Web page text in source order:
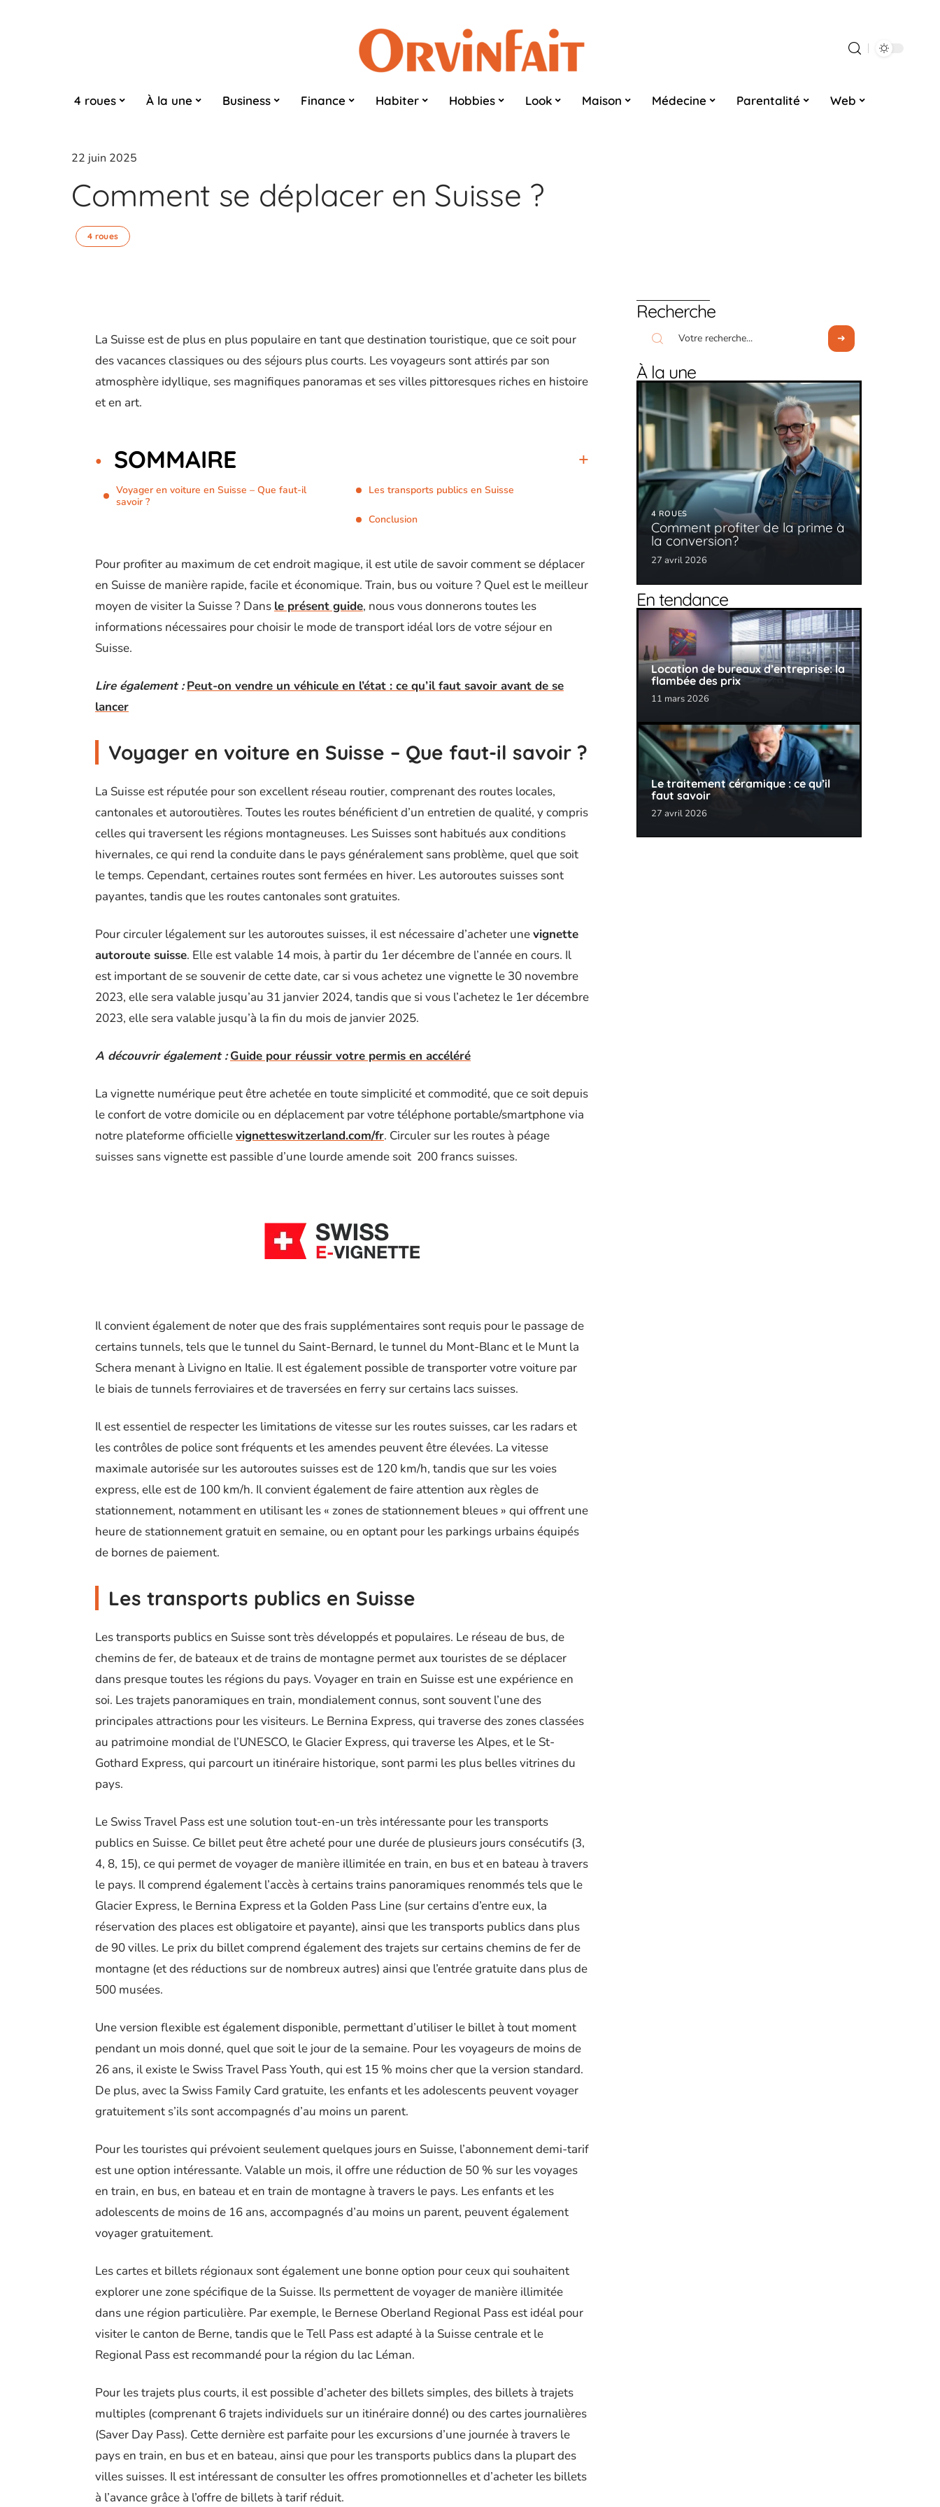
4 roues À la une Business Finance Habiter Hobbies Look Maison Médecine Parentalité Web
22 juin 2025
Comment se déplacer en Suisse ?
4 roues
La Suisse est de plus en plus populaire en tant que destination touristique, que ce soit pour
des vacances classiques ou des séjours plus courts. Les voyageurs sont attirés par son
atmosphère idyllique, ses magnifiques panoramas et ses villes pittoresques riches en histoire
et en art.
SOMMAIRE
Voyager en voiture en Suisse – Que faut-il
savoir ?
Les transports publics en Suisse
Conclusion
Pour profiter au maximum de cet endroit magique, il est utile de savoir comment se déplacer
en Suisse de manière rapide, facile et économique. Train, bus ou voiture ? Quel est le meilleur
moyen de visiter la Suisse ? Dans le présent guide, nous vous donnerons toutes les
informations nécessaires pour choisir le mode de transport idéal lors de votre séjour en
Suisse.
Lire également : Peut-on vendre un véhicule en l’état : ce qu’il faut savoir avant de se
lancer
Voyager en voiture en Suisse – Que faut-il savoir ?
La Suisse est réputée pour son excellent réseau routier, comprenant des routes locales,
cantonales et autoroutières. Toutes les routes bénéficient d’un entretien de qualité, y compris
celles qui traversent les régions montagneuses. Les Suisses sont habitués aux conditions
hivernales, ce qui rend la conduite dans le pays généralement sans problème, quel que soit
le temps. Cependant, certaines routes sont fermées en hiver. Les autoroutes suisses sont
payantes, tandis que les routes cantonales sont gratuites.
Pour circuler légalement sur les autoroutes suisses, il est nécessaire d’acheter unevignette
autoroute suisse. Elle est valable 14 mois, à partir du 1er décembre de l’année en cours. Il
est important de se souvenir de cette date, car si vous achetez une vignette le 30 novembre
2023, elle sera valable jusqu’au 31 janvier 2024, tandis que si vous l’achetez le 1er décembre
2023, elle sera valable jusqu’à la fin du mois de janvier 2025.
A découvrir également : Guide pour réussir votre permis en accéléré
La vignette numérique peut être achetée en toute simplicité et commodité, que ce soit depuis
le confort de votre domicile ou en déplacement par votre téléphone portable/smartphone via
notre plateforme officiellevignetteswitzerland.com/fr. Circuler sur les routes à péage
suisses sans vignette est passible d’une lourde amende soit 200 francs suisses.
Il convient également de noter que des frais supplémentaires sont requis pour le passage de
certains tunnels, tels que le tunnel du Saint-Bernard, le tunnel du Mont-Blanc et le Munt la
Schera menant à Livigno en Italie. Il est également possible de transporter votre voiture par
le biais de tunnels ferroviaires et de traversées en ferry sur certains lacs suisses.
Il est essentiel de respecter les limitations de vitesse sur les routes suisses, car les radars et
les contrôles de police sont fréquents et les amendes peuvent être élevées. La vitesse
maximale autorisée sur les autoroutes suisses est de 120 km/h, tandis que sur les voies
express, elle est de 100 km/h. Il convient également de faire attention aux règles de
stationnement, notamment en utilisant les « zones de stationnement bleues » qui offrent une
heure de stationnement gratuit en semaine, ou en optant pour les parkings urbains équipés
de bornes de paiement.
Les transports publics en Suisse
Les transports publics en Suisse sont très développés et populaires. Le réseau de bus, de
chemins de fer, de bateaux et de trains de montagne permet aux touristes de se déplacer
dans presque toutes les régions du pays. Voyager en train en Suisse est une expérience en
soi. Les trajets panoramiques en train, mondialement connus, sont souvent l’une des
principales attractions pour les visiteurs. Le Bernina Express, qui traverse des zones classées
au patrimoine mondial de l’UNESCO, le Glacier Express, qui traverse les Alpes, et le St-
Gothard Express, qui parcourt un itinéraire historique, sont parmi les plus belles vitrines du
pays.
Le Swiss Travel Pass est une solution tout-en-un très intéressante pour les transports
publics en Suisse. Ce billet peut être acheté pour une durée de plusieurs jours consécutifs (3,
4, 8, 15), ce qui permet de voyager de manière illimitée en train, en bus et en bateau à travers
le pays. Il comprend également l’accès à certains trains panoramiques renommés tels que le
Glacier Express, le Bernina Express et la Golden Pass Line (sur certains d’entre eux, la
réservation des places est obligatoire et payante), ainsi que les transports publics dans plus
de 90 villes. Le prix du billet comprend également des trajets sur certains chemins de fer de
montagne (et des réductions sur de nombreux autres) ainsi que l’entrée gratuite dans plus de
500 musées.
Une version flexible est également disponible, permettant d’utiliser le billet à tout moment
pendant un mois donné, quel que soit le jour de la semaine. Pour les voyageurs de moins de
26 ans, il existe le Swiss Travel Pass Youth, qui est 15 % moins cher que la version standard.
De plus, avec la Swiss Family Card gratuite, les enfants et les adolescents peuvent voyager
gratuitement s’ils sont accompagnés d’au moins un parent.
Pour les touristes qui prévoient seulement quelques jours en Suisse, l’abonnement demi-tarif
est une option intéressante. Valable un mois, il offre une réduction de 50 % sur les voyages
en train, en bus, en bateau et en train de montagne à travers le pays. Les enfants et les
adolescents de moins de 16 ans, accompagnés d’au moins un parent, peuvent également
voyager gratuitement.
Les cartes et billets régionaux sont également une bonne option pour ceux qui souhaitent
explorer une zone spécifique de la Suisse. Ils permettent de voyager de manière illimitée
dans une région particulière. Par exemple, le Bernese Oberland Regional Pass est idéal pour
visiter le canton de Berne, tandis que le Tell Pass est adapté à la Suisse centrale et le
Regional Pass est recommandé pour la région du lac Léman.
Pour les trajets plus courts, il est possible d’acheter des billets simples, des billets à trajets
multiples (comprenant 6 trajets individuels sur un itinéraire donné) ou des cartes journalières
(Saver Day Pass). Cette dernière est parfaite pour les excursions d’une journée à travers le
pays en train, en bus et en bateau, ainsi que pour les transports publics dans la plupart des
villes suisses. Il est intéressant de consulter les offres promotionnelles et d’acheter les billets
à l’avance grâce à l’offre de billets à tarif réduit.
Recherche
À la une
4 ROUES
Comment profiter de la prime à
la conversion?
27 avril 2026
En tendance
Location de bureaux d’entreprise: la
flambée des prix
11 mars 2026
Le traitement céramique : ce qu’il
faut savoir
27 avril 2026